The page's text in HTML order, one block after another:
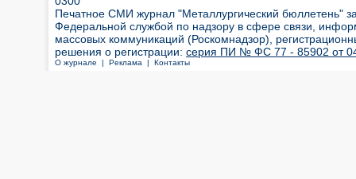
Печатное СМИ журнал "Металлургический бюллетень"
Федеральной службой по надзору в сфере связи,
массовых коммуникаций (Роскомнадзор),
решения о регистрации: серия ПИ № ФС 77 - 85902 от 04
О журнале | Реклама | Контакты